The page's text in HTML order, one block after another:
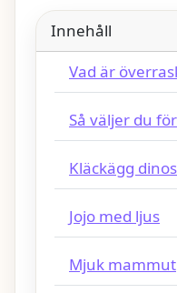
Innehåll
Vad är
Så väljer du
Kläckägg
Jojo med ljus
Mjuk mammut